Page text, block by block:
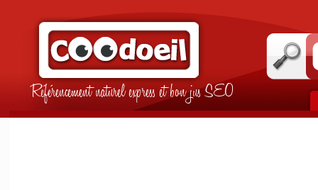
Référencement naturel express et bon jus SEO